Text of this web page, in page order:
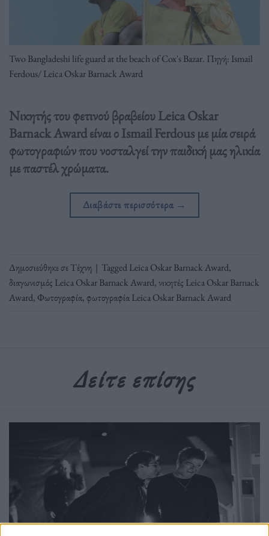
Two Bangladeshi life guard at the beach of Cox's Bazar. Πηγή: Ismail
Ferdous/ Leica Oskar Barnack Award
Νικητής του φετινού βραβείου Leica Oskar
Barnack Award είναι ο Ismail Ferdous με μία σειρά
φωτογραφιών που νοσταλγεί την παιδική μας ηλικία
με παστέλ χρώματα.
Διαβάστε περισσότερα →
Δημοσιεύθηκε σεΤέχνη | TaggedLeica Oskar Barnack Award,
διαγωνισμός Leica Oskar Barnack Award,νικητές Leica Oskar Barnack
Award, Φωτογραφία,φωτογραφία Leica Oskar Barnack Award
Δείτε επίσης